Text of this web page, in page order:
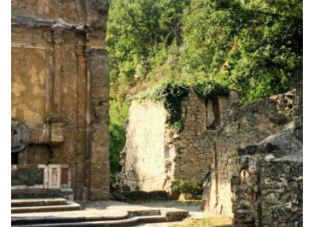
Gruppen:
Regionen:
Schlagwörter:
Wehrmacht